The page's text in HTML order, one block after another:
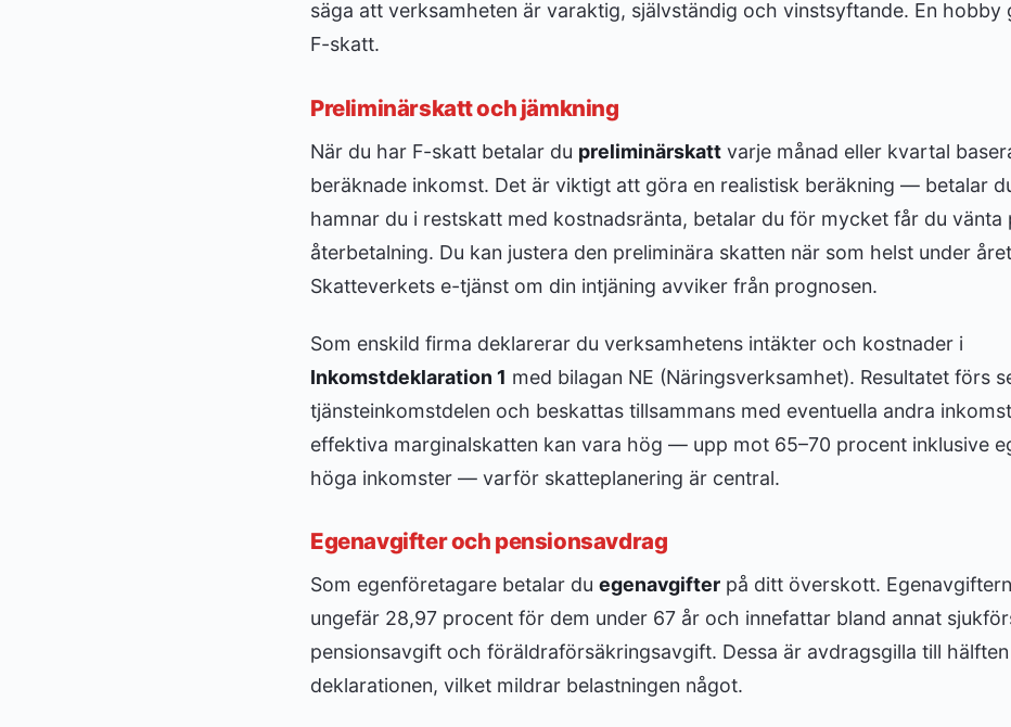
säga att verksamheten är varaktig, självständig och vinstsyftande. En hobby
F-skatt.
Preliminärskatt och jämkning
När du har F-skatt betalar du preliminärskatt varje månad eller kvartal
beräknade inkomst. Det är viktigt att göra en realistisk beräkning — betalar
hamnar du i restskatt med kostnadsränta, betalar du för mycket får du vänta
återbetalning. Du kan justera den preliminära skatten när som helst under
Skatteverkets e-tjänst om din intjäning avviker från prognosen.
Som enskild firma deklarerar du verksamhetens intäkter och kostnader i
Inkomstdeklaration 1 med bilagan NE (Näringsverksamhet). Resultatet förs
tjänsteinkomstdelen och beskattas tillsammans med eventuella andra
effektiva marginalskatten kan vara hög — upp mot 65–70 procent inklusive
höga inkomster — varför skatteplanering är central.
Egenavgifter och pensionsavdrag
Som egenföretagare betalar du egenavgifter på ditt överskott.
ungefär 28,97 procent för dem under 67 år och innefattar bland annat
pensionsavgift och föräldraförsäkringsavgift. Dessa är avdragsgilla till hälften
deklarationen, vilket mildrar belastningen något.